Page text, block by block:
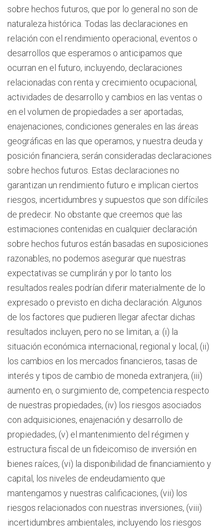
sobre hechos futuros, que por lo general no son de
naturaleza histórica. Todas las declaraciones en
relación con el rendimiento operacional, eventos o
desarrollos que esperamos o anticipamos que
ocurran en el futuro, incluyendo, declaraciones
relacionadas con renta y crecimiento ocupacional,
actividades de desarrollo y cambios en las ventas o
en el volumen de propiedades a ser aportadas,
enajenaciones, condiciones generales en las áreas
geográficas en las que operamos, y nuestra deuda y
posición financiera, serán consideradas declaraciones
sobre hechos futuros. Estas declaraciones no
garantizan un rendimiento futuro e implican ciertos
riesgos, incertidumbres y supuestos que son difíciles
de predecir. No obstante que creemos que las
estimaciones contenidas en cualquier declaración
sobre hechos futuros están basadas en suposiciones
razonables, no podemos asegurar que nuestras
expectativas se cumplirán y por lo tanto los
resultados reales podrían diferir materialmente de lo
expresado o previsto en dicha declaración. Algunos
de los factores que pudieren llegar afectar dichas
resultados incluyen, pero no se limitan, a: (i) la
situación económica internacional, regional y local, (ii)
los cambios en los mercados financieros, tasas de
interés y tipos de cambio de moneda extranjera, (iii)
aumento en, o surgimiento de, competencia respecto
de nuestras propiedades, (iv) los riesgos asociados
con adquisiciones, enajenación y desarrollo de
propiedades, (v) el mantenimiento del régimen y
estructura fiscal de un fideicomiso de inversión en
bienes raíces, (vi) la disponibilidad de financiamiento y
capital, los niveles de endeudamiento que
mantengamos y nuestras calificaciones, (vii) los
riesgos relacionados con nuestras inversiones, (viii)
incertidumbres ambientales, incluyendo los riesgos